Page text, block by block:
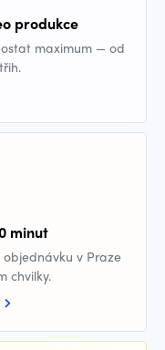
produkce
maximum — od
minut
v Praze
chvilky.